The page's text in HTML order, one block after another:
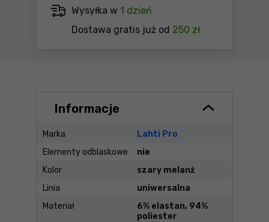
Wysyłka w 1 dzień
Dostawa gratis już od 250 zł
Informacje
Marka
Lahti Pro
Elementy odblaskowe
nie
Kolor
szary melanż
Linia
uniwersalna
Materiał
6% elastan, 94%
poliester